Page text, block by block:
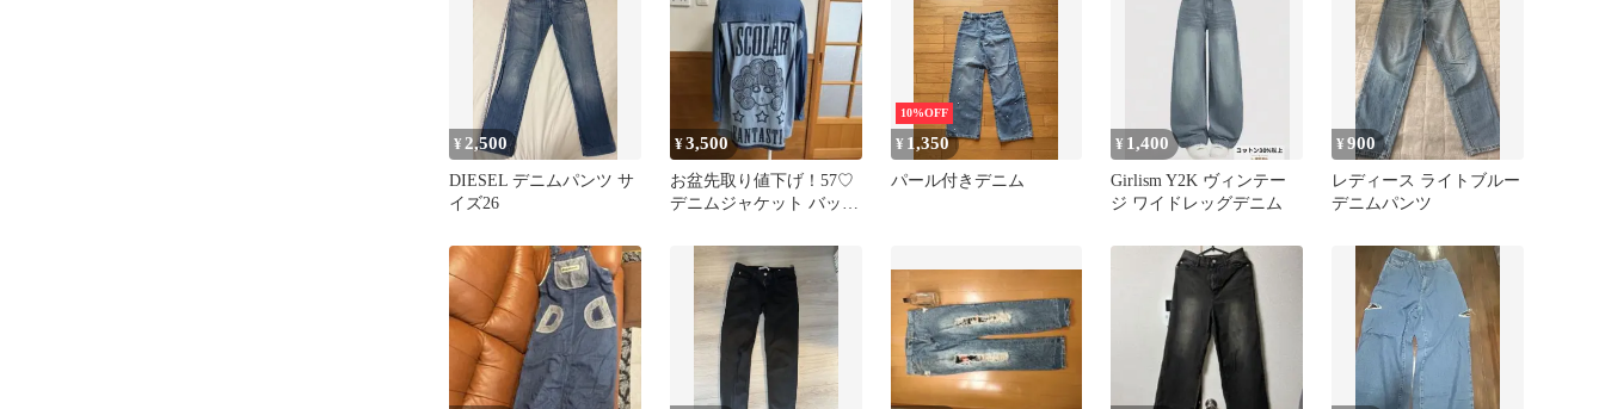
¥2,500
DIESEL デニムパンツ サ
イズ26
¥3,500
お盆先取り値下げ！57♡
デニムジャケット バック
10%OFF
¥ 1,350
パール付きデニム
¥ 1,400
Girlism Y2K ヴィンテー
ジ ワイドレッグデニム
¥900
レディース ライトブルー
デニムパンツ